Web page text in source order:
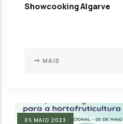
Showcooking Algarve
MAIS
05 MAIO 2023